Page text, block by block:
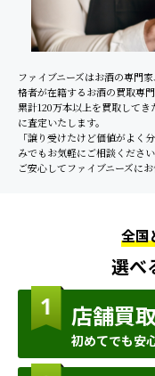
ファイブニーズはお酒の専門
格者が在籍するお酒の買取専門
累計120万本以上を買取して
に査定いたします。
「譲り受けたけど価値がよく
みでもお気軽にご相談ください
ご安心してファイブニーズにお
全国
選べ
店舗買
初めてでも安